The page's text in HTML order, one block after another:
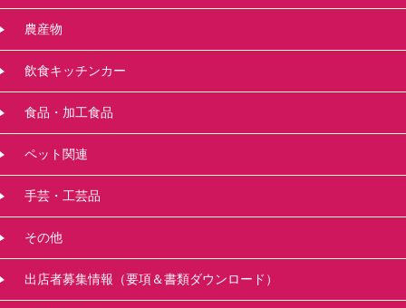
農産物
飲食キッチンカー
食品・加工食品
ペット関連
手芸・工芸品
その他
出店者募集情報（要項＆書類ダウンロード）